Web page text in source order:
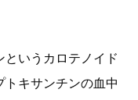
いうカロテノイド
トキサンチンの血中